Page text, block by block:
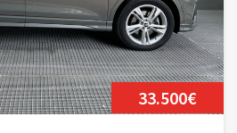
33.500€